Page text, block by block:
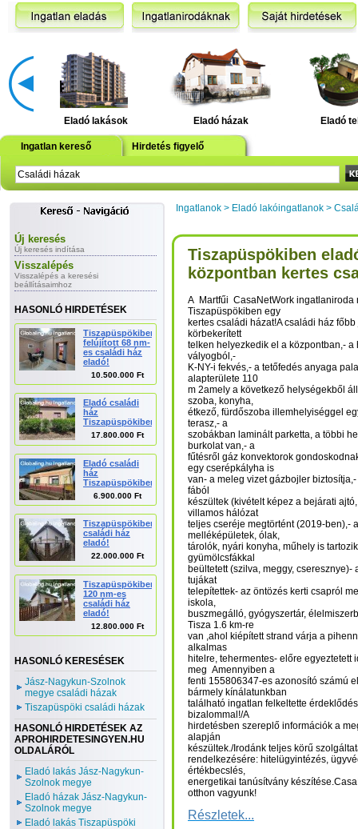
Eladó lakások Eladó házak Eladó
Ingatlan kereső Hirdetés figyelő
Új keresés
Új keresés indítása
Visszalépés
Visszalépés a keresési
beállításaimhoz
HASONLÓ HIRDETÉSEK
Tiszapüspökiben
felújított 68 nm-
es családi ház
eladó!
10.500.000 Ft
Eladó családi
ház
Tiszapüspökiben.
17.800.000 Ft
Eladó családi
ház
Tiszapüspökiben!
6.900.000 Ft
Tiszapüspökiben
családi ház
eladó!
22.000.000 Ft
Tiszapüspökiben
120 nm-es
családi ház
eladó!
12.800.000 Ft
HASONLÓ KERESÉSEK
Jász-Nagykun-Szolnok
megye családi házak
Tiszapüspöki családi házak
HASONLÓ HIRDETÉSEK AZ
APROHIRDETESINGYEN.HU
OLDALÁRÓL
Eladó lakás Jász-Nagykun-
Szolnok megye
Eladó házak Jász-Nagykun-
Szolnok megye
Eladó lakás Tiszapüspöki
Ingatlanok > Eladó lakóingatlanok >
Tiszapüspökiben
központban kertes
A Martfűi CasaNetWork ingatlaniroda
Tiszapüspökiben egy
kertes családi házat!A családi ház
körbekerített
telken helyezkedik el a központban,- a
vályogból,-
K-NY-i fekvés,- a tetőfedés anyaga
alapterülete 110
m 2amely a következő helységekből
szoba, konyha,
étkező, fürdőszoba illemhelyiséggel
terasz,- a
szobákban laminált parketta, a többi
burkolat van,- a
fűtésről gáz konvektorok
egy cserépkályha is
van- a meleg vizet gázbojler
fából
készültek (kivételt képez a bejárati
villamos hálózat
teljes cseréje megtörtént (2019-ben),-
melléképületek, ólak,
tárolók, nyári konyha, műhely is
gyümölcsfákkal
beültetett (szilva, meggy, cseresznye)-
tujákat
telepítettek- az öntözés kerti csapról
iskola,
buszmegálló, gyógyszertár,
Tisza 1.6 km-re
van ,ahol kiépített strand várja a
alkalmas
hitelre, tehermentes- előre egyeztetett
meg Amennyiben a
fenti 155806347-es azonosító számú
bármely kínálatunkban
található ingatlan felkeltette
bizalommal!/A
hirdetésben szereplő információk a
alapján
készültek./Irodánk teljes körű
rendelkezésére: hitelügyintézés,
értékbecslés,
energetikai tanúsítvány
otthon vagyunk!
Részletek...